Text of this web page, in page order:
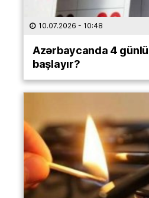
10.07.2026 - 10:48
Azərbaycanda 4
başlayır?